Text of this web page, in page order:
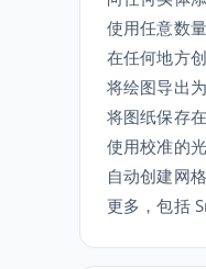
使用任意数
在任何地方
将绘图导出
将图纸保存
使用校准的
自动创建网
更多，包括